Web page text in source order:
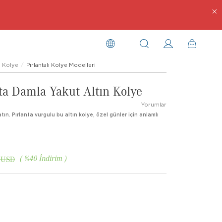
Kolye Pırlantalı Kolye Modelleri
Damla Yakut Altın Kolye
Yorumlar
Pırlanta vurgulu bu altın kolye, özel günler için anlamlı
%40 İndirim